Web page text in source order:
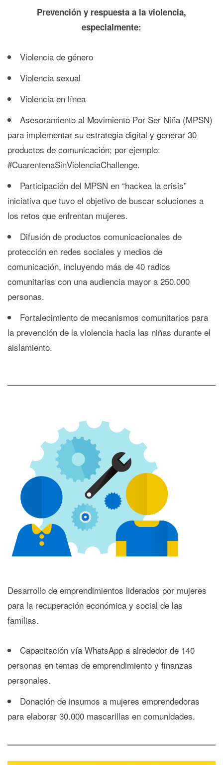
Prevención y respuesta a la violencia,
especialmente:
Violencia de género
Violencia sexual
Violencia en línea
Asesoramiento al Movimiento Por Ser Niña (MPSN)
para implementar su estrategia digital y generar 30
productos de comunicación; por ejemplo:
#CuarentenaSinViolenciaChallenge.
Participación del MPSN en “hackea la crisis”
iniciativa que tuvo el objetivo de buscar soluciones a
los retos que enfrentan mujeres.
Difusión de productos comunicacionales de
protección en redes sociales y medios de
comunicación, incluyendo más de 40 radios
comunitarias con una audiencia mayor a 250.000
personas.
Fortalecimiento de mecanismos comunitarios para
la prevención de la violencia hacia las niñas durante el
aislamiento.
Desarrollo de emprendimientos liderados por mujeres
para la recuperación económica y social de las
familias.
Capacitación vía WhatsApp a alrededor de 140
personas en temas de emprendimiento y finanzas
personales.
Donación de insumos a mujeres emprendedoras
para elaborar 30.000 mascarillas en comunidades.